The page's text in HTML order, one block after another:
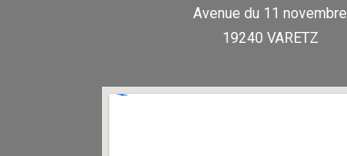
Avenue du 11 novembre
19240 VARETZ